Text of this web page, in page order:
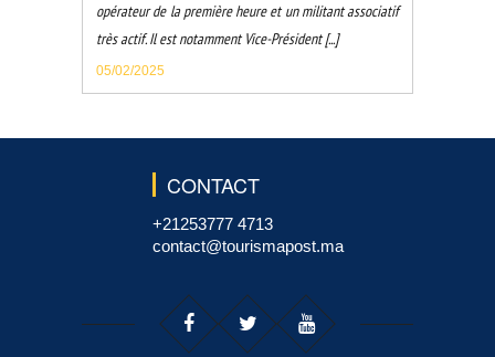
opérateur de la première heure et un militant associatif
très actif. Il est notamment Vice-Président [...]
05/02/2025
CONTACT
+21253777 4713
contact@tourismapost.ma